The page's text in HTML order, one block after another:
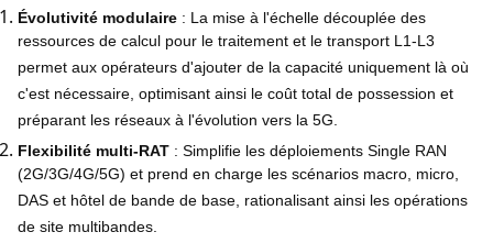
Évolutivité modulaire : La mise à l'échelle découplée des
ressources de calcul pour le traitement et le transport L1-L3
permet aux opérateurs d'ajouter de la capacité uniquement là où
c'est nécessaire, optimisant ainsi le coût total de possession et
préparant les réseaux à l'évolution vers la 5G.
Flexibilité multi-RAT : Simplifie les déploiements Single RAN
(2G/3G/4G/5G) et prend en charge les scénarios macro, micro,
DAS et hôtel de bande de base, rationalisant ainsi les opérations
de site multibandes.